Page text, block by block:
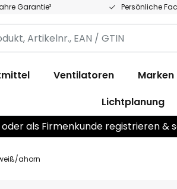
Garantie² Persönliche
Ventilatoren Marken
Lichtplanung
als Firmenkunde registrieren &
ahorn